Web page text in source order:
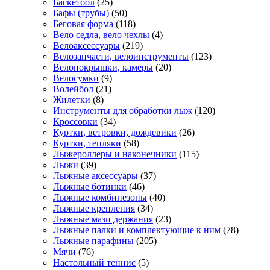
Баскетбол (25)
Бафы (трубы) (50)
Беговая форма (118)
Вело седла, вело чехлы (4)
Велоаксессуары (219)
Велозапчасти, велоинструменты (123)
Велопокрышки, камеры (20)
Велосумки (9)
Волейбол (21)
Жилетки (8)
Инструменты для обработки лыж (120)
Кроссовки (34)
Куртки, ветровки, дождевики (26)
Куртки, тепляки (58)
Лыжероллеры и наконечники (115)
Лыжи (39)
Лыжные аксессуары (37)
Лыжные ботинки (46)
Лыжные комбинезоны (40)
Лыжные крепления (34)
Лыжные мази держания (23)
Лыжные палки и комплектующие к ним (78)
Лыжные парафины (205)
Мячи (76)
Настольный теннис (5)